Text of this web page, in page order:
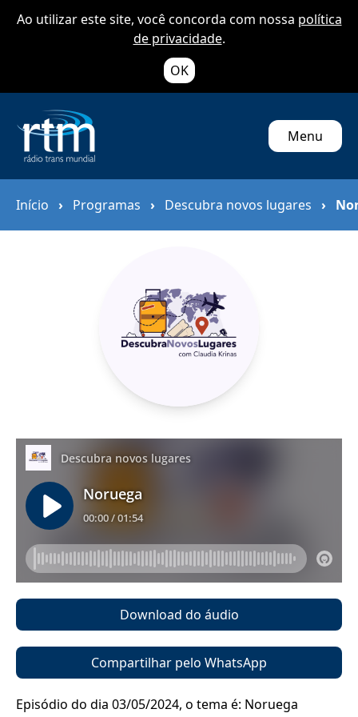
Ao utilizar este site, você concorda com nossa política
de privacidade.
OK
Menu
Início › Programas › Descubra novos lugares ›
Download do áudio
Compartilhar pelo WhatsApp
Episódio do dia 03/05/2024, o tema é: Noruega